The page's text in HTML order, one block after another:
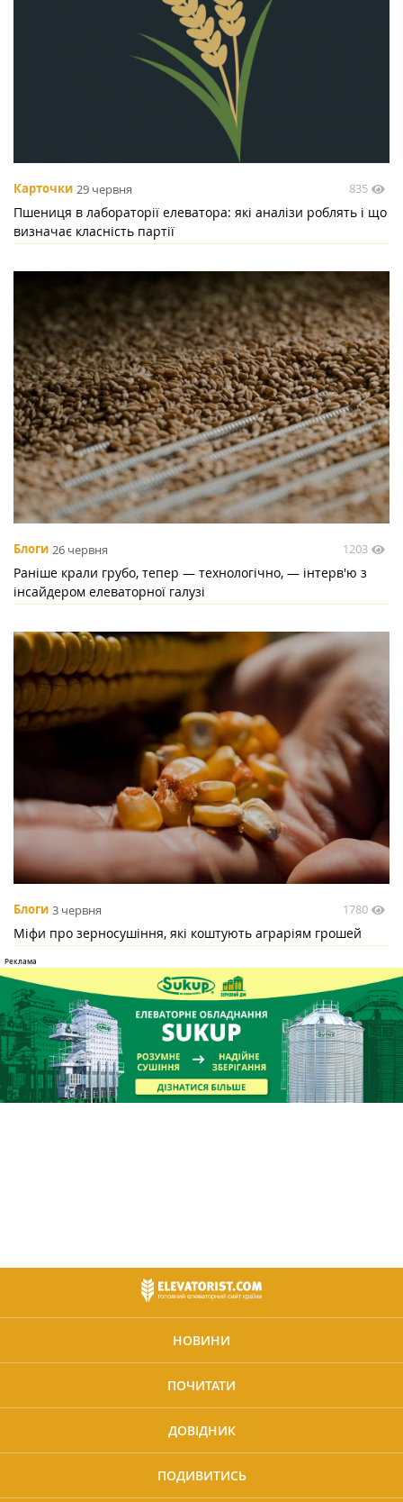
Карточки 29 червня 835
Пшениця в лабораторії елеватора: які аналізи роблять і що
визначає класність партії
Блоги 26 червня 1203
Раніше крали грубо, тепер — технологічно, — інтерв'ю з
інсайдером елеваторної галузі
Блоги 3 червня 1780
Міфи про зерносушіння, які коштують аграріям грошей
НОВИНИ
ПОЧИТАТИ
ДОВІДНИК
ПОДИВИТИСЬ